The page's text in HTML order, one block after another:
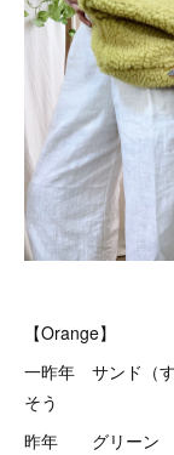
【Orange】
一昨年 サンド（
そう
昨年 グリーン